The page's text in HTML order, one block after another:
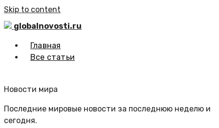
Skip to content
globalnovosti.ru
Главная
Все статьи
Новости мира
Последние мировые новости за последнюю неделю и
сегодня.